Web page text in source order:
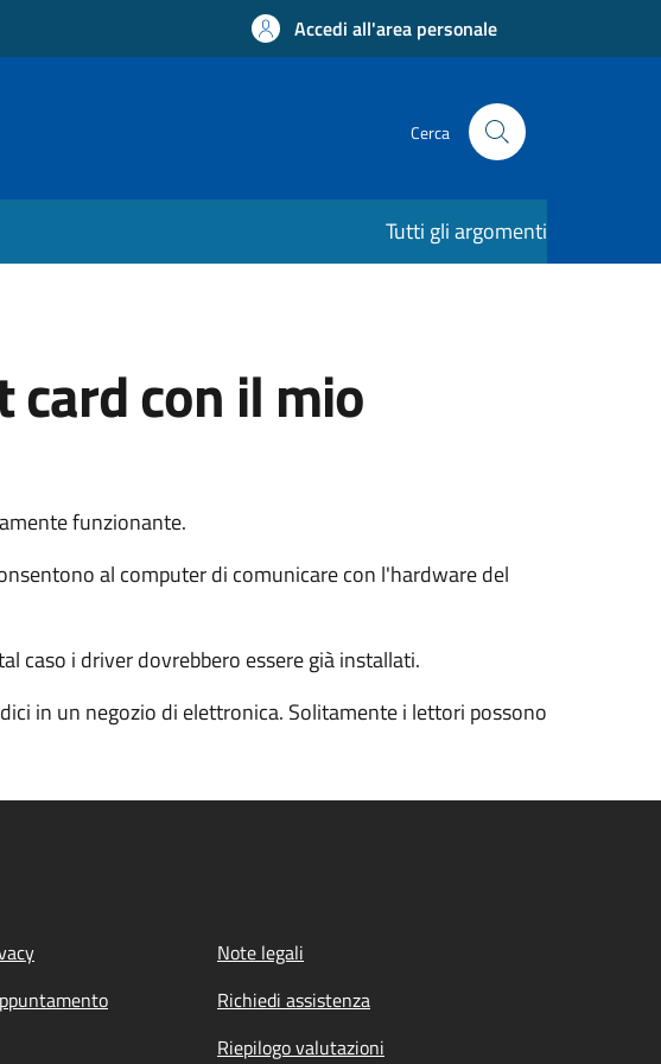
Accedi all'area personale
Cerca
Tutti gli argomenti
card con il mio
funzionante.
al computer di comunicare con l'hardware del
caso i driver dovrebbero essere già installati.
in un negozio di elettronica. Solitamente i lettori possono
Note legali
Richiedi assistenza
Riepilogo valutazioni